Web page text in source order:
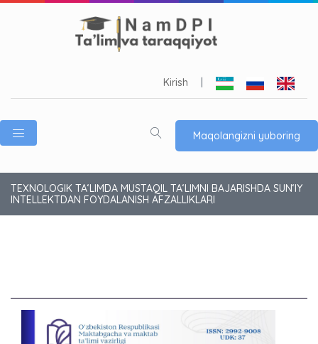
Kirish
Maqolangizni yuboring
TEXNOLOGIK TA‘LIMDA MUSTAQIL TA‘LIMNI BAJARISHDA SUN‘IY
INTELLEKTDAN FOYDALANISH AFZALLIKLARI